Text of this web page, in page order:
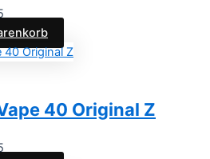
40 Original Z